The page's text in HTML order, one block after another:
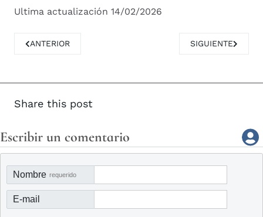
Ultima actualización 14/02/2026
ARTÍCULO ANTERIOR: FUENTE LIBRILLA DONDE LA TIERRA
ANTERIOR ARTÍCULO
SIGUIENTE
Share this post
Escribir un comentario
Nombre requerido
E-mail